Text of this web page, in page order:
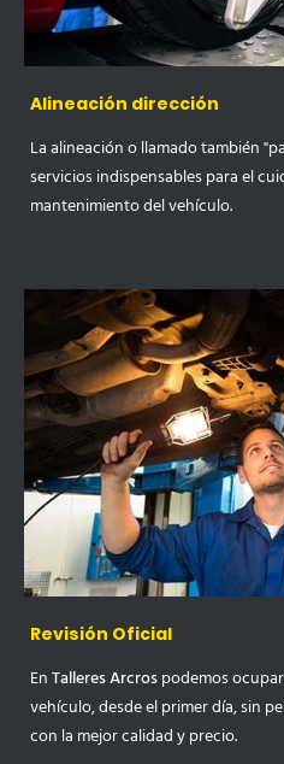
Alineación dirección
La alineación o llamado también
servicios indispensables para el
mantenimiento del vehículo.
Revisión Oficial
EnTalleres Arcrospodemos
vehículo, desde el primer día, sin
con la mejor calidad y precio.